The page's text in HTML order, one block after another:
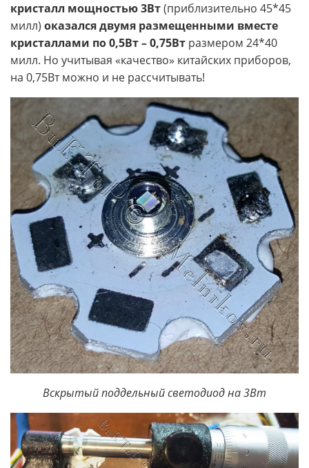
кристалл мощностью 3Вт(приблизительно 45*45
милл) оказался двумя размещенными вместе
кристаллами по 0,5Вт – 0,75Вт размером 24*40
милл. Но учитывая «качество» китайских приборов,
на 0,75Вт можно и не рассчитывать!
Вскрытый поддельный светодиод на 3Вт